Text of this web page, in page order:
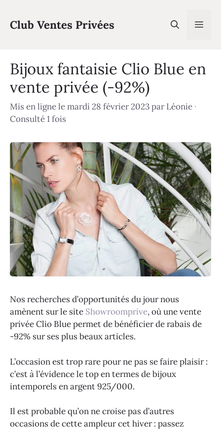
contenu
Club Ventes Privées
Bijoux fantaisie Clio Blue en
vente privée (-92%)
Mis en ligne le mardi 28 février 2023parLéonie ·
Consulté 1 fois
Nos recherches d’opportunités du jour nous
amènent sur le site Showroomprive, où une vente
privée Clio Blue permet de bénéficier de rabais de
-92% sur ses plus beaux articles.
L’occasion est trop rare pour ne pas se faire plaisir :
c’est à l’évidence le top en termes de bijoux
intemporels en argent 925/000.
Il est probable qu’on ne croise pas d’autres
occasions de cette ampleur cet hiver : passez